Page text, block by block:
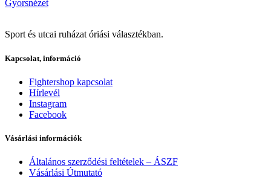
Gyorsnézet
Sport és utcai ruházat óriási választékban.
Kapcsolat, információ
Fightershop kapcsolat
Hírlevél
Instagram
Facebook
Vásárlási információk
Általános szerződési feltételek – ÁSZF
Vásárlási Útmutató